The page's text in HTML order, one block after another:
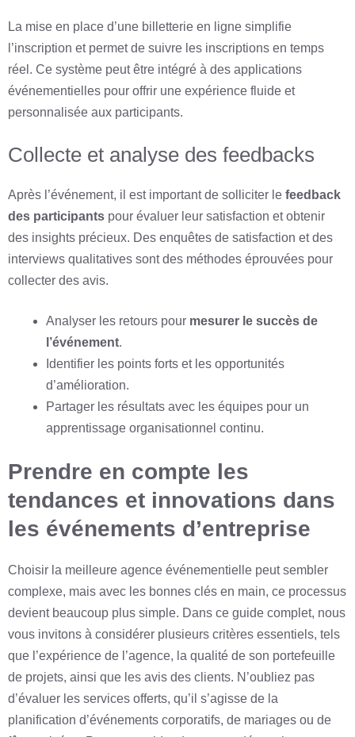
La mise en place d’une billetterie en ligne simplifie
l’inscription et permet de suivre les inscriptions en temps
réel. Ce système peut être intégré à des applications
événementielles pour offrir une expérience fluide et
personnalisée aux participants.
Collecte et analyse des feedbacks
Après l’événement, il est important de solliciter le feedback
des participants pour évaluer leur satisfaction et obtenir
des insights précieux. Des enquêtes de satisfaction et des
interviews qualitatives sont des méthodes éprouvées pour
collecter des avis.
Analyser les retours pour mesurer le succès de
l’événement.
Identifier les points forts et les opportunités
d’amélioration.
Partager les résultats avec les équipes pour un
apprentissage organisationnel continu.
Prendre en compte les
tendances et innovations dans
les événements d’entreprise
Choisir la meilleure agence événementielle peut sembler
complexe, mais avec les bonnes clés en main, ce processus
devient beaucoup plus simple. Dans ce guide complet, nous
vous invitons à considérer plusieurs critères essentiels, tels
que l’expérience de l’agence, la qualité de son portefeuille
de projets, ainsi que les avis des clients. N’oubliez pas
d’évaluer les services offerts, qu’il s’agisse de la
planification d’événements corporatifs, de mariages ou de